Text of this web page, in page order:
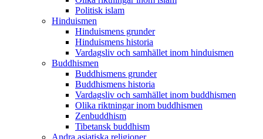
Politisk islam
Hinduismen
Hinduismens grunder
Hinduismens historia
Vardagsliv och samhället inom hinduismen
Buddhismen
Buddhismens grunder
Buddhismens historia
Vardagsliv och samhället inom buddhismen
Olika riktningar inom buddhismen
Zenbuddhism
Tibetansk buddhism
Andra asiatiska religioner